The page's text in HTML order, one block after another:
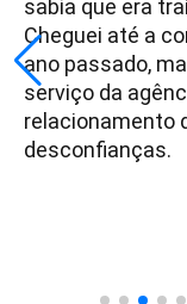
sabia que era
Cheguei até a
ano passado,
serviço da
relacionamento
desconfianças.